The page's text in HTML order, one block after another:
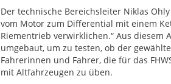
Der technische Bereichsleiter Niklas
vom Motor zum Differential mit einem
Riementrieb verwirklichen.“ Aus diesem
umgebaut, um zu testen, ob der
Fahrerinnen und Fahrer, die für das
mit Altfahrzeugen zu üben.